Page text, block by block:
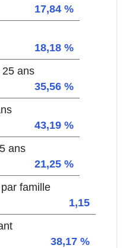
17,84 %
18,18 %
ans
35,56 %
43,19 %
ans
21,25 %
famille
1,15
38,17 %